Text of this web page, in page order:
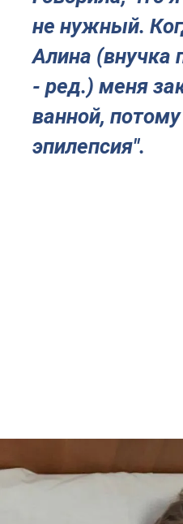
не нужный.
Алина (внучка
- ред.) меня
ванной,
эпилепсия".